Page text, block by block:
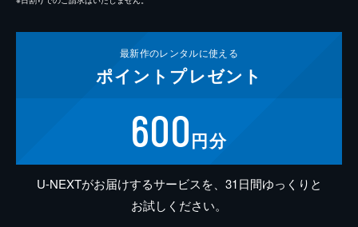
最新作のレンタルに使える
ポイント プレゼント
600円分
U-NEXTがお届けするサービスを、31日間ゆっくりと
お試しください。